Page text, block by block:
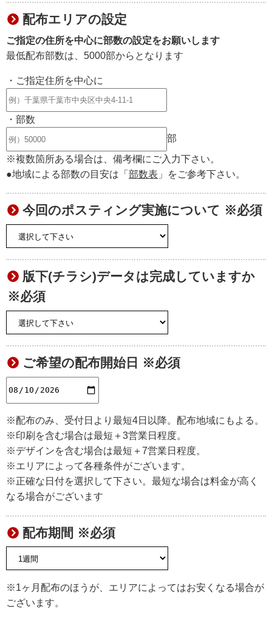
配布エリアの設定
ご指定の住所を中心に部数の設定をお願いします
最低配布部数は、5000部からとなります
・ご指定住所を中心に
・部数
部
※複数箇所ある場合は、備考欄にご入力下さい。
●地域による部数の目安は「 部数表 」をご参考下さい。
今回のポスティング実施について ※必須
版下(チラシ)データは完成していますか
※必須
ご希望の配布開始日 ※必須
※配布のみ、受付日より最短4日以降。配布地域にもよる。
※印刷を含む場合は最短＋3営業日程度。
※デザインを含む場合は最短＋7営業日程度。
※エリアによって各種条件がございます。
※正確な日付を選択して下さい。最短な場合は料金が高く
なる場合がございます
配布期間 ※必須
※1ヶ月配布のほうが、エリアによってはお安くなる場合が
ございます。